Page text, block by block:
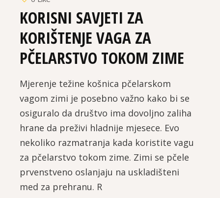
KORISNI SAVJETI ZA
KORIŠTENJE VAGA ZA
PČELARSTVO TOKOM ZIME
Mjerenje težine košnica pčelarskom
vagom zimi je posebno važno kako bi se
osiguralo da društvo ima dovoljno zaliha
hrane da preživi hladnije mjesece. Evo
nekoliko razmatranja kada koristite vagu
za pčelarstvo tokom zime. Zimi se pčele
prvenstveno oslanjaju na uskladišteni
med za prehranu. R